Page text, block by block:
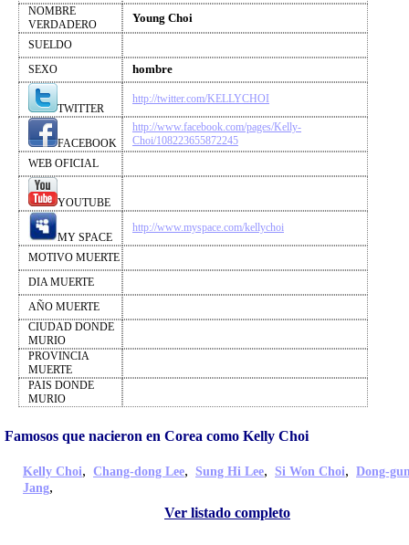
NOMBRE
VERDADERO
Young Choi
SUELDO
SEXO
hombre
TWITTER
http://twitter.com/KELLYCHOI
FACEBOOK
http://www.facebook.com/pages/Kelly-
Choi/108223655872245
WEB OFICIAL
YOUTUBE
MY SPACE
http://www.myspace.com/kellychoi
MOTIVO MUERTE
DIA MUERTE
AÑO MUERTE
CIUDAD DONDE
MURIO
PROVINCIA
MUERTE
PAIS DONDE
MURIO
Famosos que nacieron en Corea como Kelly Choi
Kelly Choi, Chang-dong Lee, Sung Hi Lee, Si Won Choi, Dong-
Jang,
Ver listado completo